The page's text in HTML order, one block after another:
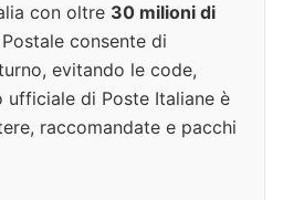
con oltre 30 milioni di
consente di
evitando le code,
di Poste Italiane è
raccomandate e pacchi